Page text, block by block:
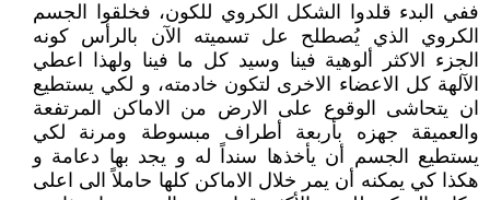
ففي البدء قلدوا الشكل الكروي للكون، فخلقوا الجسم
الكروي الذي يُصطلح عل تسميته الآن بالرأس كونه
الجزء الاكثر ألوهية فينا وسيد كل ما فينا ولهذا اعطي
الآلهة كل الاعضاء الاخرى لتكون خادمته، و لكي يستطيع
ان يتحاشى الوقوع على الارض من الاماكن المرتفعة
والعميقة جهزه بأربعة أطراف مبسوطة ومرنة لكي
يستطيع الجسم أن يأخذها سنداً له و يجد بها دعامة و
هكذا كي يمكنه أن يمر خلال الاماكن كلها حاملاً الى اعلى